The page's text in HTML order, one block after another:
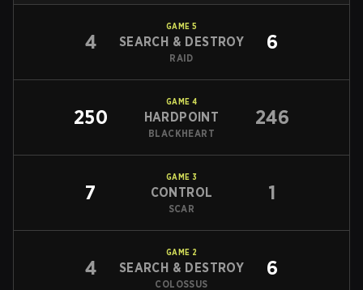
4
GAME 5
SEARCH & DESTROY
RAID
6
250
GAME 4
HARDPOINT
BLACKHEART
246
7
GAME 3
CONTROL
SCAR
1
4
GAME 2
SEARCH & DESTROY
COLOSSUS
6